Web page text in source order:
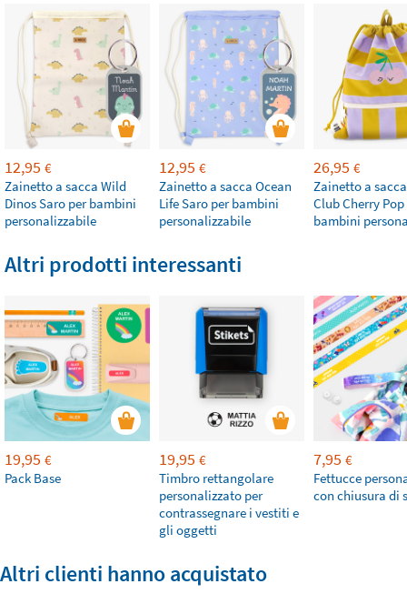
12,95 €
Zainetto a sacca Wild
Dinos Saro per bambini
personalizzabile
12,95 €
Zainetto a sacca Ocean
Life Saro per bambini
personalizzabile
26,95 €
Zainetto a
Club Cherry
bambini
Altri prodotti interessanti
19,95 €
Pack Base
19,95 €
Timbro rettangolare
personalizzato per
contrassegnare i vestiti e
gli oggetti
7,95 €
Fettucce
con chiusura di
Altri clienti hanno acquistato